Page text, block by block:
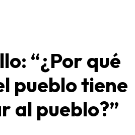
“¿Por qué
pueblo tiene
al pueblo?”